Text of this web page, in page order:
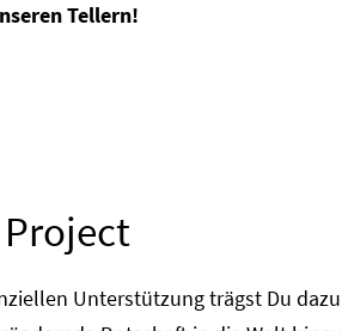
Tellern!
Unterstützung trägst Du